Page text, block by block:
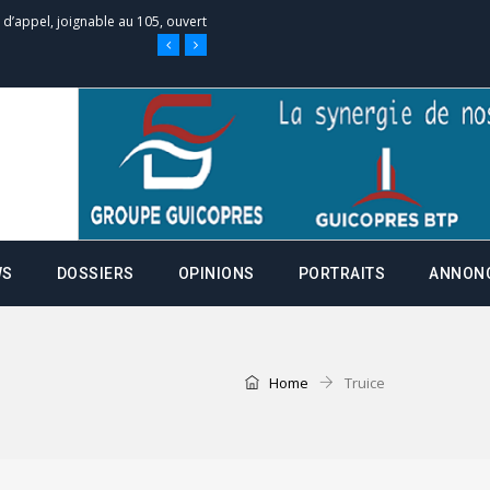
d’appel, joignable au 105, ouvert
campagnes ce jeudi 28 mai à
de la fiche de procuration
Administratives de
de serment et à une
DOSSIERS OPINIONS PORTRAITS
Home Truice